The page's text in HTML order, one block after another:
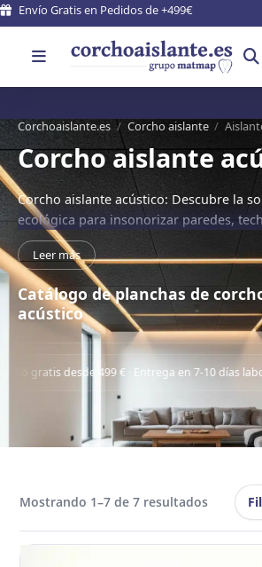
Envío Gratis en Pedidos de +499€
Corchoaislante.es / Corcho aislante /
Corcho aislante
Corcho aislante acústico: Descubre la
ecológica para insonorizar paredes,
Leer más
Catálogo de planchas de
acústico
desde 499 € · Entrega en 7-10 días
Mostrando 1–7 de 7 resultados